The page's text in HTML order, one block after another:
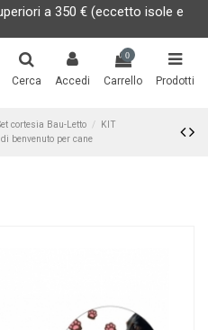
a 350 € (eccetto isole e
Cerca Accedi
0
Carrello Prodotti
cortesia Bau-Letto
KIT
benvenuto per cane